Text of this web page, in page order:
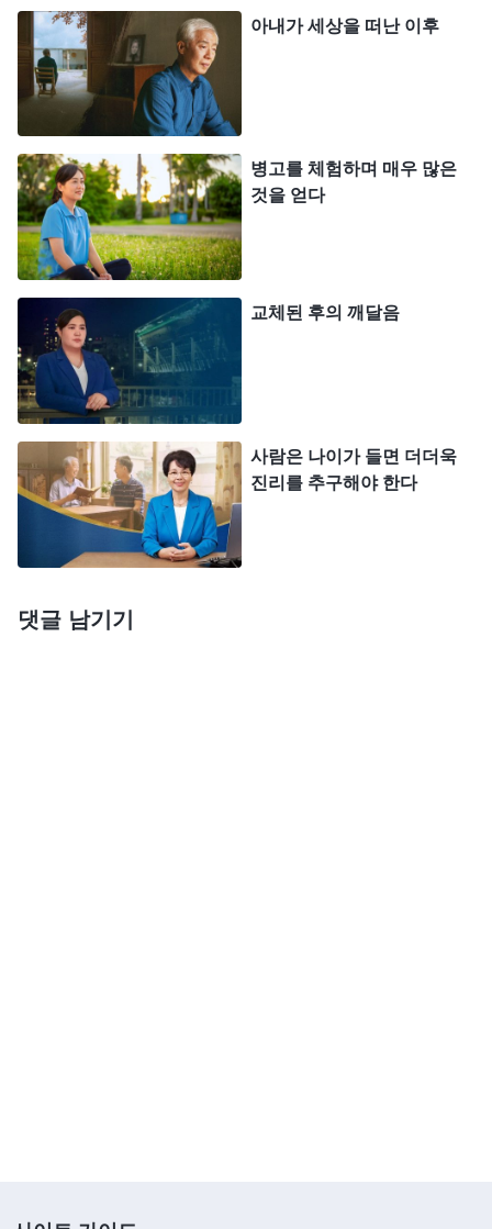
아들이든 않든 그것은 사실이다. 너는 네 운명을 바
꿀 수 없다. 하나님은 창조주이므로 너는 하나님의
지배와 안배에 순종해야 한다. 그가 어떻게 하든 모
사람은 하나님에게 순종해야 한다. 이 만물에는 너도
포함되고, 모든 피조물도 다 포함된다. 그러니 네가
항상 반항하려고 한다면 그것은 누구의 잘못이겠느
냐?(사람 자신의 잘못입니다.)
는 것이다. 네가 항상 이유를 찾고 트집을 잡고 싶어
한다면 그것이 옳은 것이냐? 네가 항상 하나님에게
복을 받고 혜택을 얻고 싶어 한다면 그것이 옳은 것
이냐? 그것은 모두 옳지 않다. 이런 관점들은 하나님
을 잘못 인식하고 이해하고 있는 것이다. 네가 하나
님을 믿는 관점이 옳지 않기 때문에 무슨 일이 닥치
든 너는 하나님에게 반발하고 하나님과 겨루고 대항
할 것이 뻔하다. 그러면서 너는 항상 ‘하나님께서 이
는 이해할 수가 없어. 그렇게 하시면 다들 항의할 거
아내가 세상을 떠난 이후
병고를 체험하며 매우 많은
것을 얻다
교체된 후의 깨달음
사람은 나이가 들면 더더욱
진리를 추구해야 한다
댓글 남기기